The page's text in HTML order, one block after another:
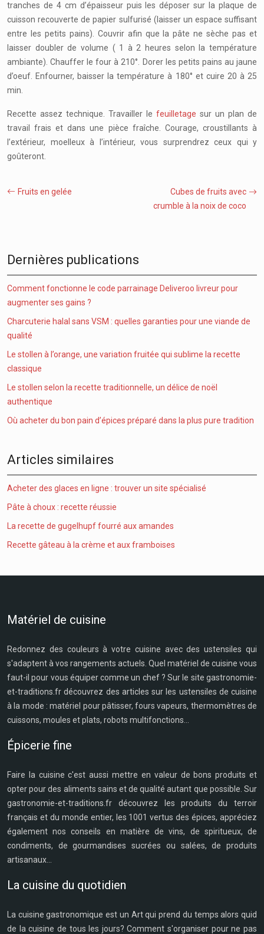
tranches de 4 cm d’épaisseur puis les déposer sur la plaque de
cuisson recouverte de papier sulfurisé (laisser un espace suffisant
entre les petits pains). Couvrir afin que la pâte ne sèche pas et
laisser doubler de volume ( 1 à 2 heures selon la température
ambiante). Chauffer le four à 210°. Dorer les petits pains au jaune
d’oeuf. Enfourner, baisser la température à 180° et cuire 20 à 25
min.
Recette assez technique. Travailler le feuilletage sur un plan de
travail frais et dans une pièce fraîche. Courage, croustillants à
l’extérieur, moelleux à l’intérieur, vous surprendrez ceux qui y
goûteront.
Fruits en gelée
Cubes de fruits avec
crumble à la noix de coco
Dernières publications
Comment fonctionne le code parrainage Deliveroo livreur pour
augmenter ses gains ?
Charcuterie halal sans VSM : quelles garanties pour une viande de
qualité
Le stollen à l’orange, une variation fruitée qui sublime la recette
classique
Le stollen selon la recette traditionnelle, un délice de noël
authentique
Où acheter du bon pain d’épices préparé dans la plus pure tradition
Articles similaires
Acheter des glaces en ligne : trouver un site spécialisé
Pâte à choux : recette réussie
La recette de gugelhupf fourré aux amandes
Recette gâteau à la crème et aux framboises
Matériel de cuisine
Redonnez des couleurs à votre cuisine avec des ustensiles qui
s'adaptent à vos rangements actuels. Quel matériel de cuisine vous
faut-il pour vous équiper comme un chef ? Sur le site gastronomie-
et-traditions.fr découvrez des articles sur les ustensiles de cuisine
à la mode : matériel pour pâtisser, fours vapeurs, thermomètres de
cuissons, moules et plats, robots multifonctions...
Épicerie fine
Faire la cuisine c'est aussi mettre en valeur de bons produits et
opter pour des aliments sains et de qualité autant que possible. Sur
gastronomie-et-traditions.fr découvrez les produits du terroir
français et du monde entier, les 1001 vertus des épices, appréciez
également nos conseils en matière de vins, de spiritueux, de
condiments, de gourmandises sucrées ou salées, de produits
artisanaux...
La cuisine du quotidien
La cuisine gastronomique est un Art qui prend du temps alors quid
de la cuisine de tous les jours? Comment s'organiser pour ne pas